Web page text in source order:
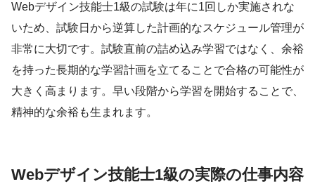
Webデザイン技能士1級の試験は年に1回しか実施されな
いため、試験日から逆算した計画的なスケジュール管理が
非常に大切です。試験直前の詰め込み学習ではなく、余裕
を持った長期的な学習計画を立てることで合格の可能性が
大きく高まります。早い段階から学習を開始することで、
精神的な余裕も生まれます。
Webデザイン技能士1級の実際の仕事内容